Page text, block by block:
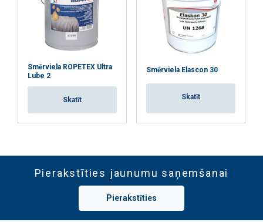
Smērviela ROPETEX Ultra
Lube 2
Skatīt
Smērviela Elascon 30
Skatīt
Pierakstīties jaunumu saņemšanai
Pierakstīties